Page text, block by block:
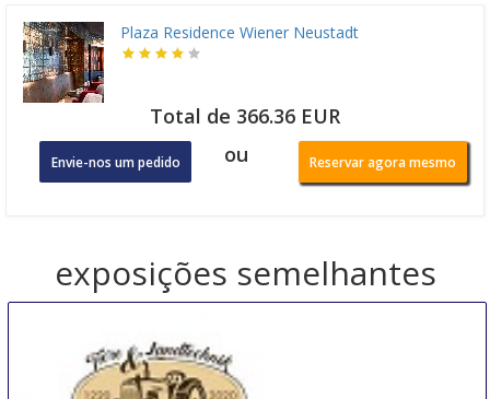
Plaza Residence Wiener Neustadt
Total de 366.36 EUR
Envie-nos um pedido ou Reservar agora mesmo
exposições semelhantes